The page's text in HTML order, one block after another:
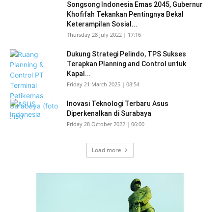
Songsong Indonesia Emas 2045, Gubernur
Khofifah Tekankan Pentingnya Bekal
Keterampilan Sosial...
Thursday 28 July 2022 | 17:16
Dukung Strategi Pelindo, TPS Sukses
Terapkan Planning and Control untuk
Kapal...
Friday 21 March 2025 | 08:54
Inovasi Teknologi Terbaru Asus
Diperkenalkan di Surabaya
Friday 28 October 2022 | 06:00
Load more